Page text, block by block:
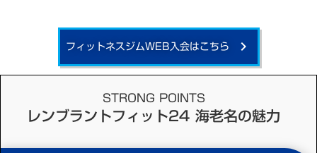
フィットネスジムWEB入会はこちら keyboard_arrow_right
STRONG POINTS
レンブラントフィット24 海老名の魅力